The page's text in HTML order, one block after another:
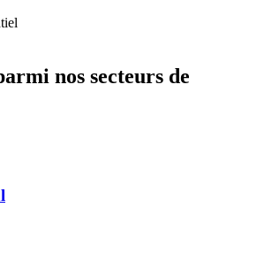
nos secteurs de